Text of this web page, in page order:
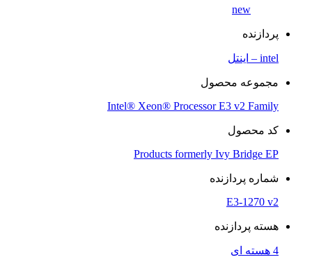
new
پردازنده
intel – اینتل
مجموعه محصول
Intel® Xeon® Processor E3 v2 Family
کد محصول
Products formerly Ivy Bridge EP
شماره پردازنده
E3-1270 v2
هسته پردازنده
4 هسته ای